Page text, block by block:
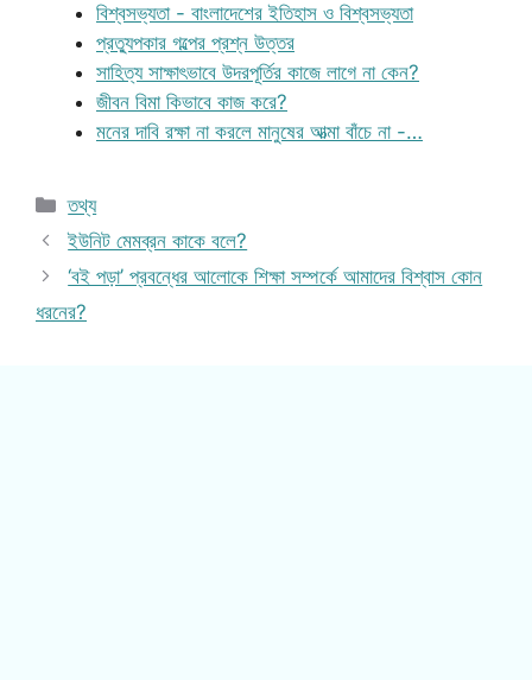
বিশ্বসভ্যতা - বাংলাদেশের ইতিহাস ও বিশ্বসভ্যতা
প্রত্যুপকার গল্পের প্রশ্ন উত্তর
সাহিত্য সাক্ষাৎভাবে উদরপূর্তির কাজে লাগে না কেন?
জীবন বিমা কিভাবে কাজ করে?
মনের দাবি রক্ষা না করলে মানুষের আত্মা বাঁচে না -…
Categories
তথ্য
ইউনিট মেমব্রন কাকে বলে?
‘বই পড়া’ প্রবন্ধের আলোকে শিক্ষা সম্পর্কে আমাদের বিশ্বাস কোন
ধরনের?